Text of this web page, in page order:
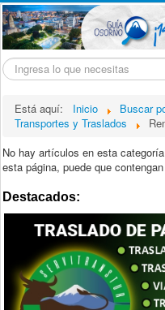
Buscar...
Está aquí: Inicio
Buscar
Transportes y Traslados
No hay artículos en esta
esta página, puede que
Destacados: